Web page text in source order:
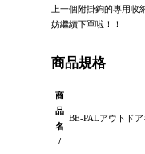
上一個附掛鉤的專用
妨繼續下單啦！！
商品規格
商
品
名
/
BE-PALアウトド